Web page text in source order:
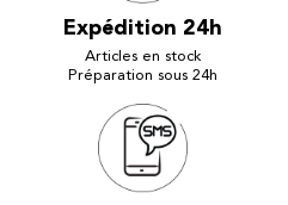
Expédition 24h
Articles en stock
Préparation sous 24h